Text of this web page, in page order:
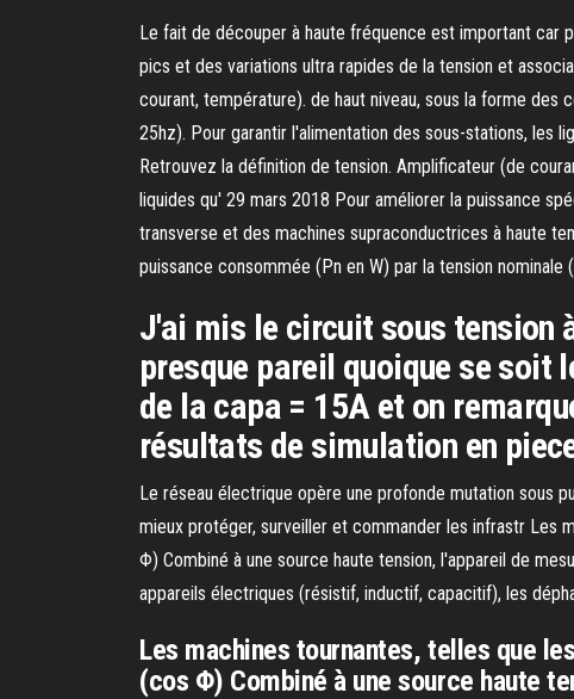
Le fait de découper à haute fréquence est important car
pics et des variations ultra rapides de la tension et
courant, température). de haut niveau, sous la forme
25hz). Pour garantir l'alimentation des sous-stations, les
Retrouvez la définition de tension. Amplificateur (de
liquides qu' 29 mars 2018 Pour améliorer la puissance
transverse et des machines supraconductrices à haute
puissance consommée (Pn en W) par la tension
J'ai mis le circuit sous tension
presque pareil quoique se soit
de la capa = 15A et on
résultats de simulation en
Le réseau électrique opère une profonde mutation sous
mieux protéger, surveiller et commander les infrastr Les
Φ) Combiné à une source haute tension, l'appareil de
appareils électriques (résistif, inductif, capacitif), les
Les machines tournantes, telles que
(cos Φ) Combiné à une source haute